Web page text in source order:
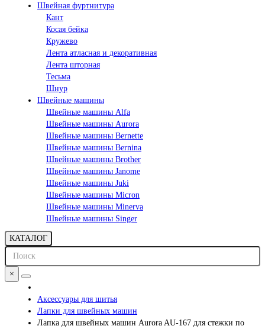
Швейная фуртнитура
Кант
Косая бейка
Кружево
Лента aтласная и декоративная
Лента шторная
Тесьма
Шнур
Швейные машины
Швейные машины Alfa
Швейные машины Aurora
Швейные машины Bernette
Швейные машины Bernina
Швейные машины Brother
Швейные машины Janome
Швейные машины Juki
Швейные машины Micron
Швейные машины Minerva
Швейные машины Singer
КАТАЛОГ
×
Аксессуары для шитья
Лапки для швейных машин
Лапка для швейных машин Aurora AU-167 для стежки по